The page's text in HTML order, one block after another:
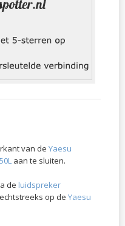
van de Yaesu
aan te sluiten.
de luidspreker
op de Yaesu